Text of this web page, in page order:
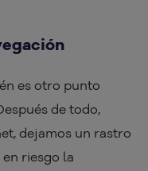
es otro punto
de todo,
dejamos un rastro
riesgo la